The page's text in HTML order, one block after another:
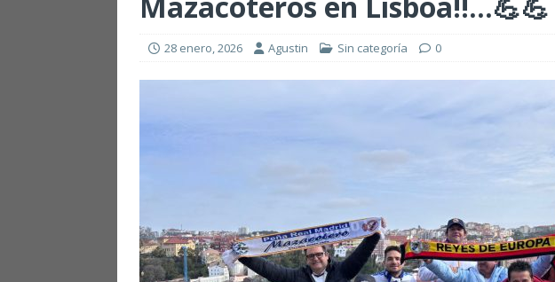
28 enero, 2026 Agustin Sin categoría 0